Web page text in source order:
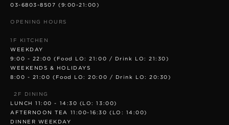
03-6803-8507 (9:00-21:00)
OPENING HOURS
1F KITCHEN
WEEKDAY
9:00 - 22:00 (Food LO: 21:00 / Drink LO: 21:30)
WEEKENDS & HOLIDAYS
8:00 - 21:00 (Food LO: 20:00 / Drink LO: 20:30)
2F DINING
LUNCH 11:00 - 14:30 (LO: 13:00)
AFTERNOON TEA 11:00-16:30 (LO: 14:00)
DINNER WEEKDAY